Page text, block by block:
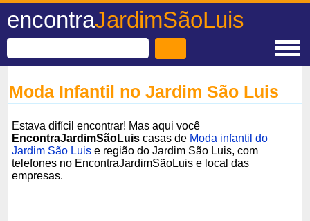
encontraJardimSãoLuis
Moda Infantil no Jardim São Luis
Estava difícil encontrar! Mas aqui você
EncontraJardimSãoLuis casas de Moda infantil do
Jardim São Luis e região do Jardim São Luis, com
telefones no EncontraJardimSãoLuis e local das
empresas.